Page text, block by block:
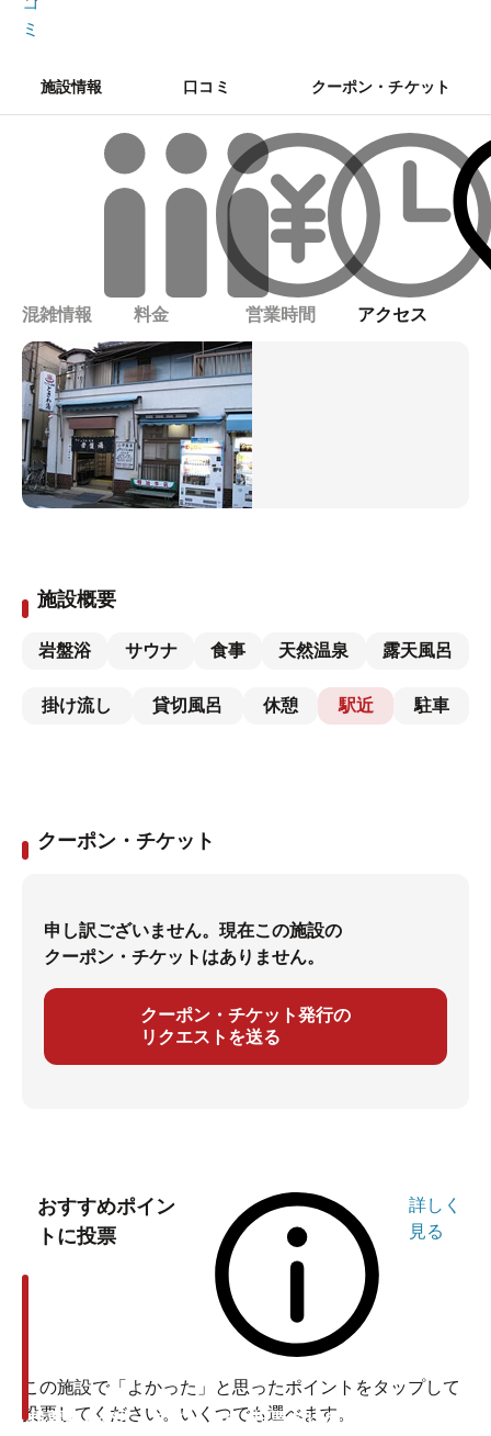
ミ
施設情報 口コミ クーポン・チケット
混雑情報 料金 営業時間 アクセス
施設概要
岩盤浴 サウナ 食事 天然温泉 露天風呂
掛け流し 貸切風呂 休憩 駅近 駐車
クーポン・チケット
申し訳ございません。現在この施設の
クーポン・チケットはありません。
クーポン・チケット発行の
リクエストを送る
おすすめポイン
トに投票
詳しく
見る
この施設で「よかった」と思ったポイントをタップして
投票してください。いくつでも選べます。
投票ありがとうございます 投票ありがとうございます